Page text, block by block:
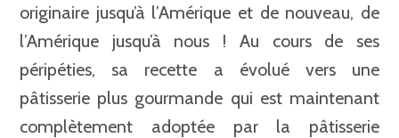
originaire jusqu’à l’Amérique et de nouveau, de
l’Amérique jusqu’à nous ! Au cours de ses
péripéties, sa recette a évolué vers une
pâtisserie plus gourmande qui est maintenant
complètement adoptée par la pâtisserie